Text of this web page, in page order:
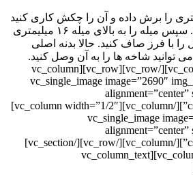
میله ۱۰ میلیمتری را برش داده و آن را چکش کاری کنید
تا شبیه تصویر پایین گردد. سپس میله را به بالای میله ۱۶ میلیمتری
با فرز صاف کنید. حالا بدنه اصلی
توانید شاخه ها را به آن وصل کنید.
[/vc_column_text][/vc_column][/vc_row][vc_row][vc_column
width=”1/2″][vc_single_image image=”2690″
css_animation=”fadeInUp”][/vc_column][vc_column width=”1/2″]
[vc_single_image
css_animation=”fadeInUp”][/vc_column][/vc_row][/vc_section]
[vc_section][vc_row][vc_column][vc_column_text